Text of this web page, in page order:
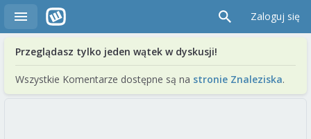
Zaloguj się
Przeglądasz tylko jeden wątek w dyskusji!
Wszystkie Komentarze dostępne są na stronie Znaleziska.